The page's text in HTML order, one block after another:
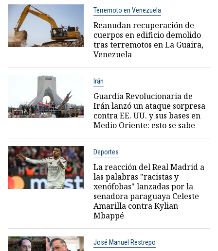
Terremoto en Venezuela
Reanudan recuperación de
cuerpos en edificio demolido
tras terremotos en La Guaira,
Venezuela
Irán
Guardia Revolucionaria de
Irán lanzó un ataque sorpresa
contra EE. UU. y sus bases en
Medio Oriente: esto se sabe
Deportes
La reacción del Real Madrid a
las palabras "racistas y
xenófobas" lanzadas por la
senadora paraguaya Celeste
Amarilla contra Kylian
Mbappé
José Manuel Restrepo